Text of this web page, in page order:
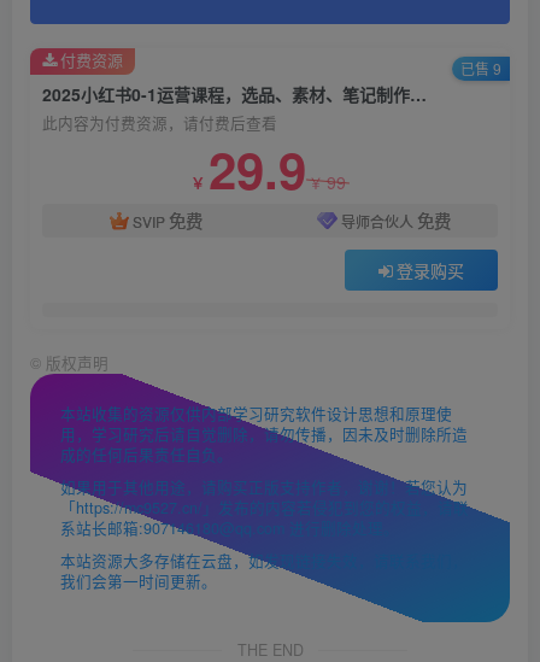
2025小红书0-1运营课程，选品、素材、笔记制作与发布技巧
此内容为付费资源，请付费后查看
￥ 29.9￥99
SVIP 免费 导师合伙人 免费
登录购买
付费资源 已售 9
© 版权声明
本站收集的资源仅供内部学习研究软件设计思想和原理使
用，学习研究后请自觉删除，请勿传播，因未及时删除所造
成的任何后果责任自负。
如果用于其他用途，请购买正版支持作者，谢谢！若您认为
「https://mc9527.cn/」发布的内容若侵犯到您的权益，请联
系站长邮箱:907146180@qq.com 进行删除处理。
本站资源大多存储在云盘，如发现链接失效，请联系我们，
我们会第一时间更新。
THE END